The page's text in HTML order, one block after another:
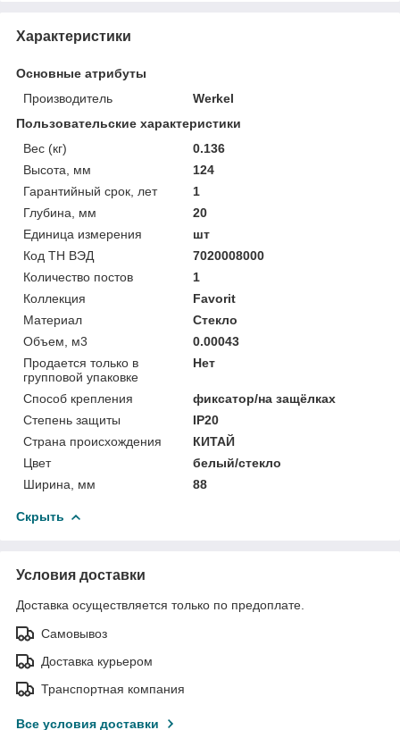
Характеристики
Основные атрибуты
Производитель
Werkel
Пользовательские характеристики
Вес (кг)
0.136
Высота, мм
124
Гарантийный срок, лет
1
Глубина, мм
20
Единица измерения
шт
Код ТН ВЭД
7020008000
Количество постов
1
Коллекция
Favorit
Материал
Стекло
Объем, м3
0.00043
Продается только в
групповой упаковке
Нет
Способ крепления
фиксатор/на защёлках
Степень защиты
IP20
Страна происхождения
КИТАЙ
Цвет
белый/стекло
Ширина, мм
88
Скрыть
Условия доставки
Доставка осуществляется только по предоплате.
Самовывоз
Доставка курьером
Транспортная компания
Все условия доставки